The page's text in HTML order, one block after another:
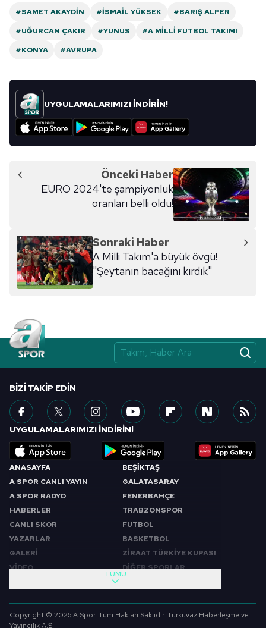
#SAMET AKAYDIN #İSMAIL YÜKSEK
#BARIŞ ALPER
#UĞURCAN ÇAKIR
#YUNUS
#A MILLI FUTBOL TAKIMI
#KONYA
#AVRUPA
UYGULAMALARIMIZI İNDİRİN!
Önceki Haber
EURO 2024'te şampiyonluk
oranları belli oldu!
Sonraki Haber
A Milli Takım'a büyük övgü!
"Şeytanın bacağını kırdık"
ANASAYFA
A SPOR CANLI YAYIN
A SPOR RADYO
HABERLER
CANLI SKOR
YAZARLAR
GALERİ
VİDEO
BEŞİKTAŞ
GALATASARAY
FENERBAHÇE
TRABZONSPOR
FUTBOL
BASKETBOL
ZİRAAT TÜRKİYE KUPASI
DİĞER SPORLAR
SABAH SPORU
SPOR GÜNDEMİ
FUTBOL
TÜMÜ
BIZI TAKIP EDIN
UYGULAMALARIMIZI İNDİRİN!
Copyright © 2026 A Spor. Tüm Hakları Saklıdır. Turkuvaz Haberleşme ve
Yayıncılık A.Ş.